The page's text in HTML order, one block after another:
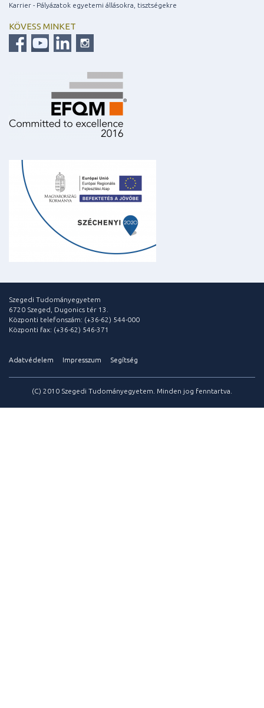
Karrier - Pályázatok egyetemi állásokra, tisztségekre
KÖVESS MINKET
Szegedi Tudományegyetem
6720 Szeged, Dugonics tér 13.
Központi telefonszám: (+36-62) 544-000
Központi fax: (+36-62) 546-371
Adatvédelem Impresszum Segítség
(C) 2010 Szegedi Tudományegyetem. Minden jog fenntartva.